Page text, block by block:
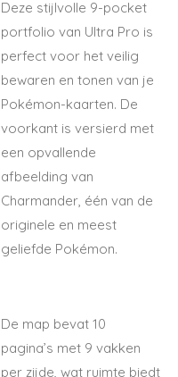
Deze stijlvolle 9-pocket
portfolio van Ultra Pro is
perfect voor het veilig
bewaren en tonen van je
Pokémon-kaarten. De
voorkant is versierd met
een opvallende
afbeelding van
Charmander, één van de
originele en meest
geliefde Pokémon.
De map bevat 10
pagina’s met 9 vakken
per zijde, wat ruimte biedt